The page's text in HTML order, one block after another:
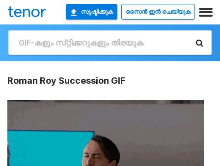
സൃഷ്ടിക്കുക സൈൻ ഇൻ ചെയ്യുക
Roman Roy Succession GIF